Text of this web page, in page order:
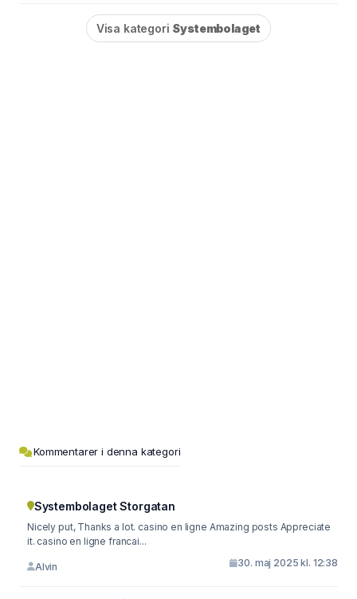
Visa kategori Systembolaget
Kommentarer i denna kategori
Systembolaget Storgatan
Nicely put, Thanks a lot. casino en ligne Amazing posts Appreciate
it. casino en ligne francai...
Alvin 30. maj 2025 kl. 12:38